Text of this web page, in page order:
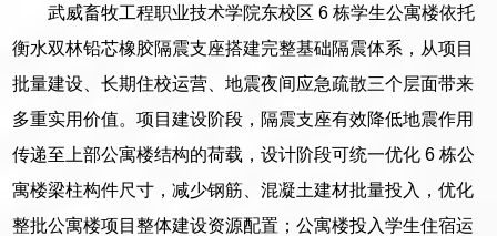
武威畜牧工程职业技术学院东校区 6 栋学生公寓楼依托
衡水双林铅芯橡胶隔震支座搭建完整基础隔震体系，从项目
批量建设、长期住校运营、地震夜间应急疏散三个层面带来
多重实用价值。项目建设阶段，隔震支座有效降低地震作用
传递至上部公寓楼结构的荷载，设计阶段可统一优化 6 栋公
寓楼梁柱构件尺寸，减少钢筋、混凝土建材批量投入，优化
整批公寓楼项目整体建设资源配置；公寓楼投入学生住宿运